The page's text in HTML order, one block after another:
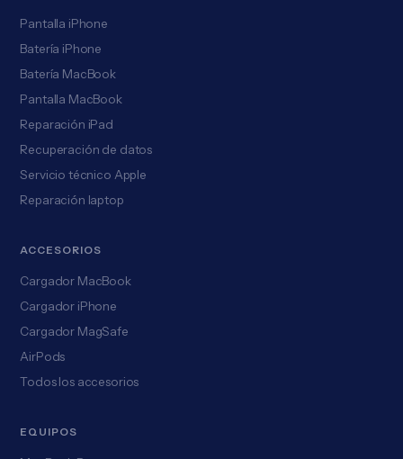
Pantalla iPhone
Batería iPhone
Batería MacBook
Pantalla MacBook
Reparación iPad
Recuperación de datos
Servicio técnico Apple
Reparación laptop
ACCESORIOS
Cargador MacBook
Cargador iPhone
Cargador MagSafe
AirPods
Todos los accesorios
EQUIPOS